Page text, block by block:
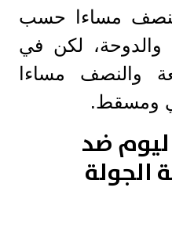
مساءا حسب
والدوحة، لكن في
والنصف مساءا
ومسقط.
ضد
الجولة